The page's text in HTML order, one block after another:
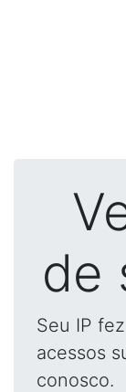
de
Seu IP
acessos
conosco.